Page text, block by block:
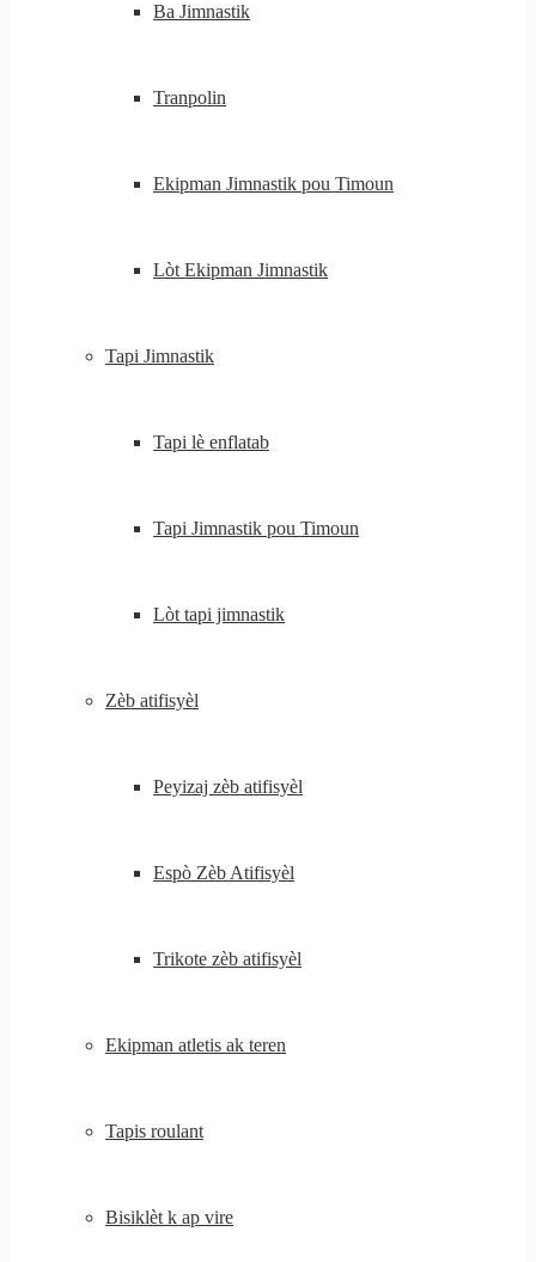
Ba Jimnastik
Tranpolin
Ekipman Jimnastik pou Timoun
Lòt Ekipman Jimnastik
Tapi Jimnastik
Tapi lè enflatab
Tapi Jimnastik pou Timoun
Lòt tapi jimnastik
Zèb atifisyèl
Peyizaj zèb atifisyèl
Espò Zèb Atifisyèl
Trikote zèb atifisyèl
Ekipman atletis ak teren
Tapis roulant
Bisiklèt k ap vire